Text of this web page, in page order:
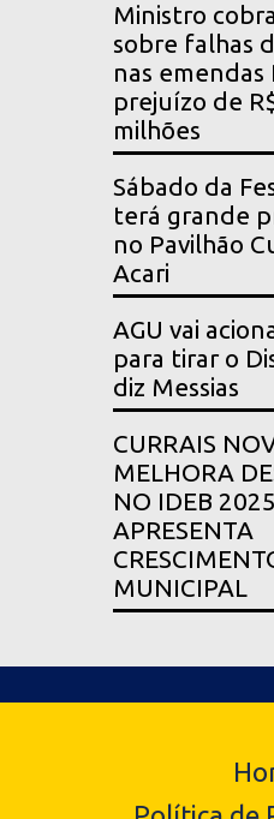
Ministro
sobre falhas
nas emendas
prejuízo de
milhões
Sábado da
terá grande
no Pavilhão
Acari
AGU vai
para tirar o
diz Messias
CURRAIS
MELHORA
NO IDEB
APRESENTA
MUNICIPAL